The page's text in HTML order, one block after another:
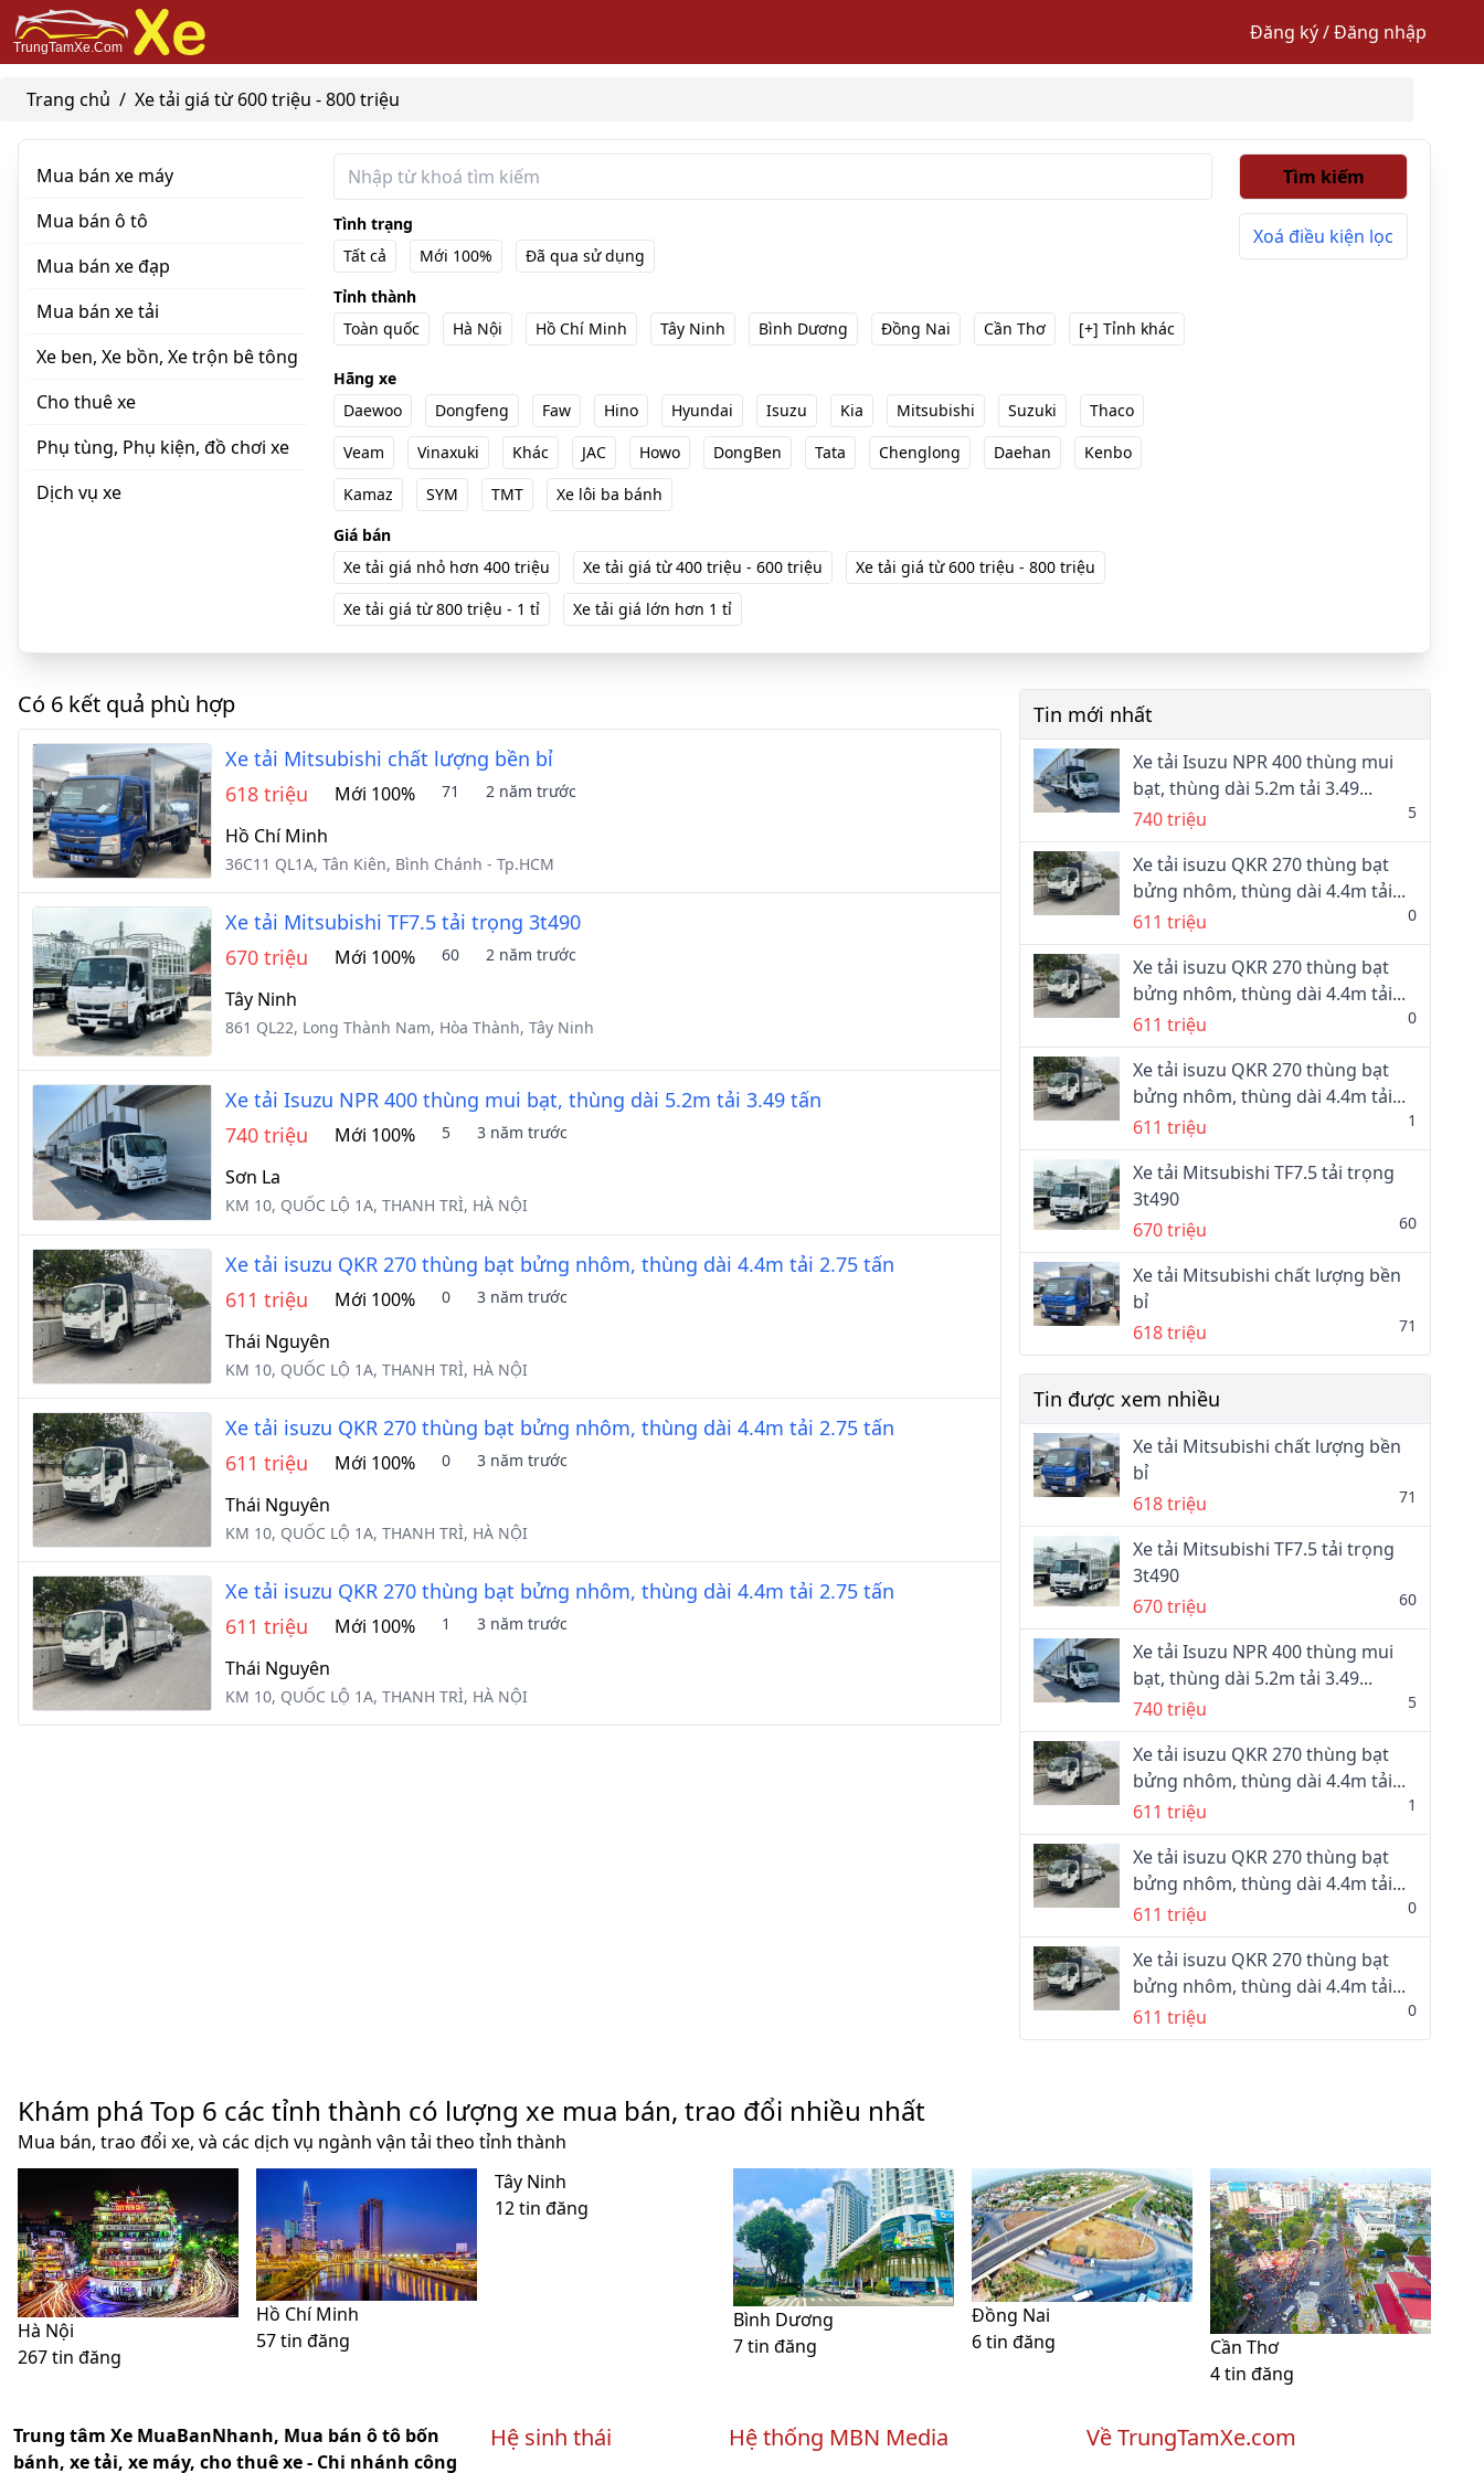
Đăng ký / Đăng nhập
Trang chủ / Xe tải giá từ 600 triệu - 800 triệu
Mua bán xe máy
Mua bán ô tô
Mua bán xe đạp
Mua bán xe tải
Xe ben, Xe bồn, Xe trộn bê tông
Cho thuê xe
Phụ tùng, Phụ kiện, đồ chơi xe
Dịch vụ xe
Tình trạng
Tất cả
Mới 100%
Đã qua sử dụng
Tỉnh thành
Toàn quốc
Hà Nội Hồ Chí Minh Tây Ninh Bình Dương Đồng Nai Cần Thơ [+] Tỉnh khác
Hãng xe
Daewoo
Dongfeng Faw Hino Hyundai Isuzu Kia Mitsubishi Suzuki
Thaco
Veam
Vinaxuki Khác JAC Howo DongBen Tata Chenglong Daehan
Kenbo
Kamaz
SYM TMT
Xe lôi ba bánh
Giá bán
Xe tải giá nhỏ hơn 400 triệu
Xe tải giá từ 400 triệu - 600 triệu
Xe tải giá từ 600 triệu - 800 triệu
Xe tải giá từ 800 triệu - 1 tỉ
Xe tải giá lớn hơn 1 tỉ
Tìm kiếm
Xoá điều kiện lọc
Có 6 kết quả phù hợp
Xe tải Mitsubishi chất lượng bền bỉ
618 triệu
Mới 100% 71 2 năm trước
Hồ Chí Minh
36C11 QL1A, Tân Kiên, Bình Chánh - Tp.HCM
Xe tải Mitsubishi TF7.5 tải trọng 3t490
670 triệu
Mới 100% 60 2 năm trước
Tây Ninh
861 QL22, Long Thành Nam, Hòa Thành, Tây Ninh
Xe tải Isuzu NPR 400 thùng mui bạt, thùng dài 5.2m tải 3.49 tấn
740 triệu
Mới 100% 5 3 năm trước
Sơn La
KM 10, QUỐC LỘ 1A, THANH TRÌ, HÀ NỘI
Xe tải isuzu QKR 270 thùng bạt bửng nhôm, thùng dài 4.4m tải 2.75 tấn
611 triệu
Mới 100% 0 3 năm trước
Thái Nguyên
KM 10, QUỐC LỘ 1A, THANH TRÌ, HÀ NỘI
Xe tải isuzu QKR 270 thùng bạt bửng nhôm, thùng dài 4.4m tải 2.75 tấn
611 triệu
Mới 100% 0 3 năm trước
Thái Nguyên
KM 10, QUỐC LỘ 1A, THANH TRÌ, HÀ NỘI
Xe tải isuzu QKR 270 thùng bạt bửng nhôm, thùng dài 4.4m tải 2.75 tấn
611 triệu
Mới 100% 1 3 năm trước
Thái Nguyên
KM 10, QUỐC LỘ 1A, THANH TRÌ, HÀ NỘI
Tin mới nhất
Xe tải Isuzu NPR 400 thùng mui
bạt, thùng dài 5.2m tải 3.49...
740 triệu
5
Xe tải isuzu QKR 270 thùng bạt
bửng nhôm, thùng dài 4.4m tải...
611 triệu
0
Xe tải isuzu QKR 270 thùng bạt
bửng nhôm, thùng dài 4.4m tải...
611 triệu
0
Xe tải isuzu QKR 270 thùng bạt
bửng nhôm, thùng dài 4.4m tải...
611 triệu
1
Xe tải Mitsubishi TF7.5 tải trọng
3t490
670 triệu
60
Xe tải Mitsubishi chất lượng bền
bỉ
618 triệu
71
Tin được xem nhiều
Xe tải Mitsubishi chất lượng bền
bỉ
618 triệu
71
Xe tải Mitsubishi TF7.5 tải trọng
3t490
670 triệu
60
Xe tải Isuzu NPR 400 thùng mui
bạt, thùng dài 5.2m tải 3.49...
740 triệu
5
Xe tải isuzu QKR 270 thùng bạt
bửng nhôm, thùng dài 4.4m tải...
611 triệu
1
Xe tải isuzu QKR 270 thùng bạt
bửng nhôm, thùng dài 4.4m tải...
611 triệu
0
Xe tải isuzu QKR 270 thùng bạt
bửng nhôm, thùng dài 4.4m tải...
611 triệu
0
Khám phá Top 6 các tỉnh thành có lượng xe mua bán, trao đổi nhiều nhất
Mua bán, trao đổi xe, và các dịch vụ ngành vận tải theo tỉnh thành
Hà Nội
267 tin đăng
Hồ Chí Minh
57 tin đăng
Tây Ninh
12 tin đăng
Bình Dương
7 tin đăng
Đồng Nai
6 tin đăng
Cần Thơ
4 tin đăng
Trung tâm Xe MuaBanNhanh, Mua bán ô tô bốn
bánh, xe tải, xe máy, cho thuê xe - Chi nhánh công
Hệ sinh thái Hệ thống MBN Media Về TrungTamXe.com